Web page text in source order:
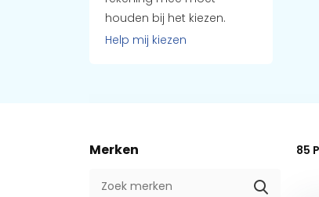
houden bij het kiezen.
Help mij kiezen
Merken 85